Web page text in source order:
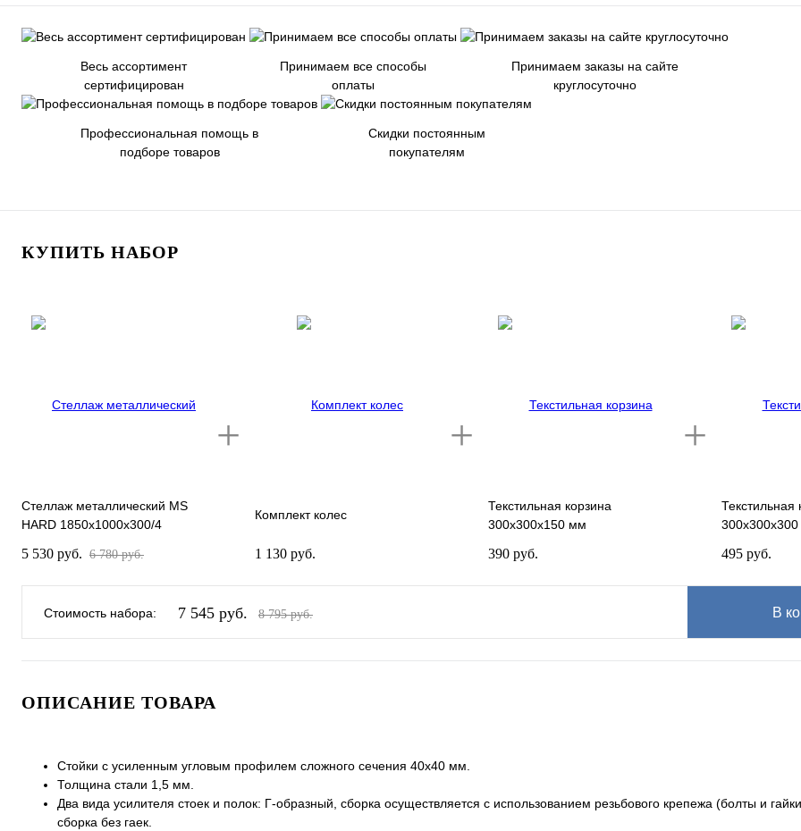
Весь ассортимент
сертифицирован
Принимаем все способы
оплаты
Принимаем заказы на сайте
круглосуточно
Профессиональная помощь в
подборе товаров
Скидки постоянным
покупателям
КУПИТЬ НАБОР
Стеллаж металлический MS
HARD 1850x1000x300/4
5 530 руб. 6 780 руб.
Комплект колес
1 130 руб.
Текстильная корзина
300x300x150 мм
390 руб.
Текстильная
495 руб.
Стоимость набора: 7 545 руб. 8 795 руб. В
ОПИСАНИЕ ТОВАРА
Стойки с усиленным угловым профилем сложного сечения 40х40 мм.
Толщина стали 1,5 мм.
Два вида усилителя стоек и полок: Г-образный, сборка осуществляется с использованием резьбового крепежа (болты и
сборка без гаек.